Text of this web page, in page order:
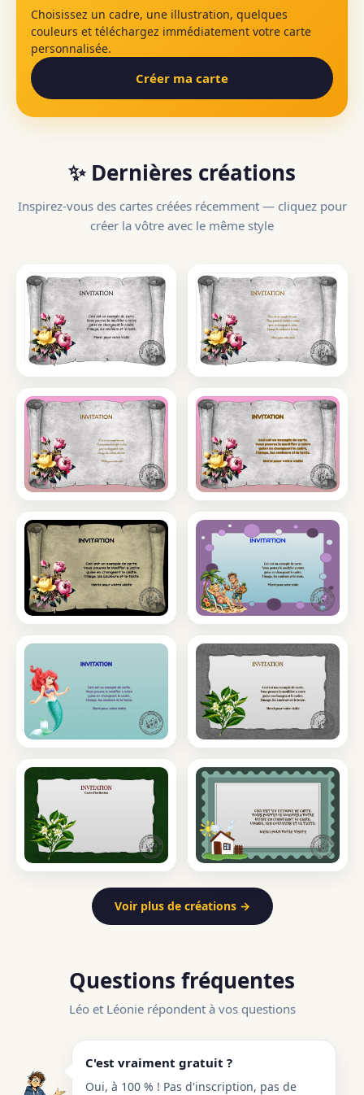
Choisissez un cadre, une illustration, quelques
couleurs et téléchargez immédiatement votre carte
personnalisée.
Créer ma carte
✨ Dernières créations
Inspirez-vous des cartes créées récemment — cliquez pour
créer la vôtre avec le même style
Voir plus de créations →
Questions fréquentes
Léo et Léonie répondent à vos questions
C'est vraiment gratuit ?
Oui, à 100 % ! Pas d'inscription, pas de